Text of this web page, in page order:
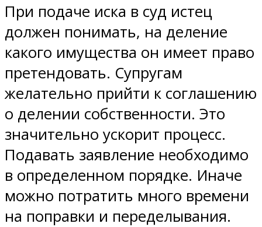
При подаче иска в суд истец
должен понимать, на деление
какого имущества он имеет право
претендовать. Супругам
желательно прийти к соглашению
о делении собственности. Это
значительно ускорит процесс.
Подавать заявление необходимо
в определенном порядке. Иначе
можно потратить много времени
на поправки и переделывания.